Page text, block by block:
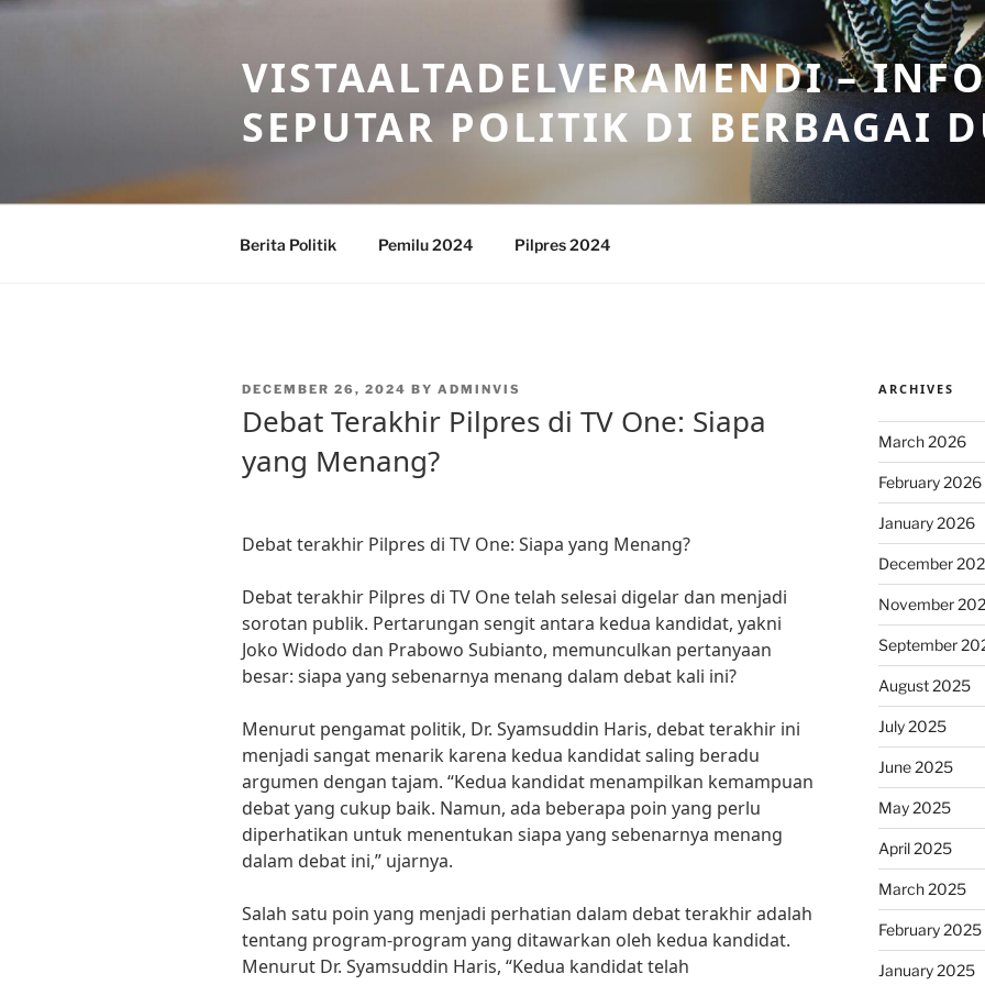
Skip
VISTAALTADELVERAMENDI –
SEPUTAR POLITIK DI BERBAGAI
Berita Politik Pemilu 2024 Pilpres 2024
POSTED
DECEMBER 26, 2024 BY ADMINVIS
Debat Terakhir Pilpres di TV One: Siapa
yang Menang?
Debat terakhir Pilpres di TV One: Siapa yang Menang?
Debat terakhir Pilpres di TV One telah selesai digelar dan menjadi
sorotan publik. Pertarungan sengit antara kedua kandidat, yakni
Joko Widodo dan Prabowo Subianto, memunculkan pertanyaan
besar: siapa yang sebenarnya menang dalam debat kali ini?
Menurut pengamat politik, Dr. Syamsuddin Haris, debat terakhir ini
menjadi sangat menarik karena kedua kandidat saling beradu
argumen dengan tajam. “Kedua kandidat menampilkan kemampuan
debat yang cukup baik. Namun, ada beberapa poin yang perlu
diperhatikan untuk menentukan siapa yang sebenarnya menang
dalam debat ini,” ujarnya.
Salah satu poin yang menjadi perhatian dalam debat terakhir adalah
tentang program-program yang ditawarkan oleh kedua kandidat.
Menurut Dr. Syamsuddin Haris, “Kedua kandidat telah
ARCHIVES
March 2026
February 2026
January 2026
December
November
September
August 2025
July 2025
June 2025
May 2025
April 2025
March 2025
February 2025
January 2025